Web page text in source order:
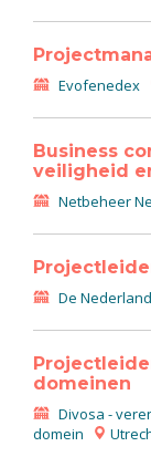
Evofenedex
Business
veiligheid
Netbeheer
De
domeinen
Divosa -
domein